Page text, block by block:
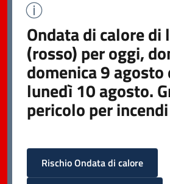
Ondata di calore di
(rosso) per oggi,
domenica 9 agosto
lunedì 10 agosto.
pericolo per
Rischio Ondata di calore